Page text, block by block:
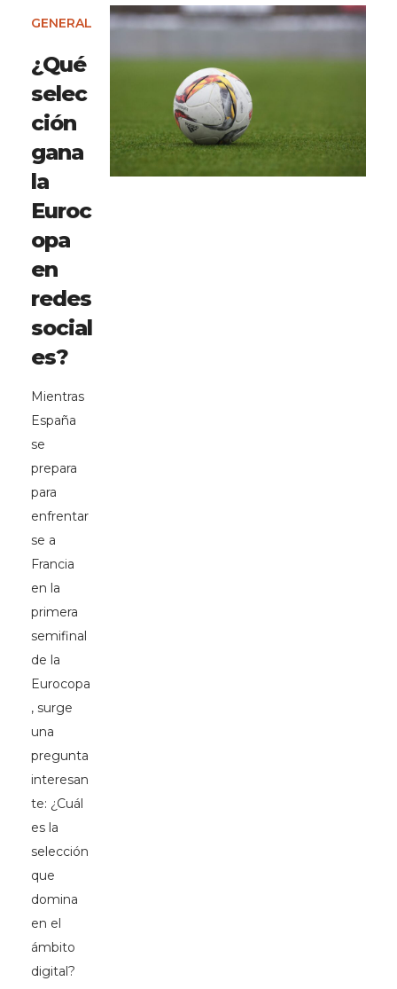
GENERAL
¿Qué
selec
ción
gana
la
Euroc
opa
en
redes
social
es?
Mientras
España
se
prepara
para
enfrentar
se a
Francia
en la
primera
semifinal
de la
Eurocopa
, surge
una
pregunta
interesan
te: ¿Cuál
es la
selección
que
domina
en el
ámbito
digital?